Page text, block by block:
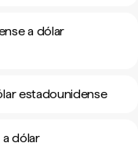
a dólar
estadounidense
dólar